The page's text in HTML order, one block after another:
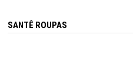
SANTÊ ROUPAS